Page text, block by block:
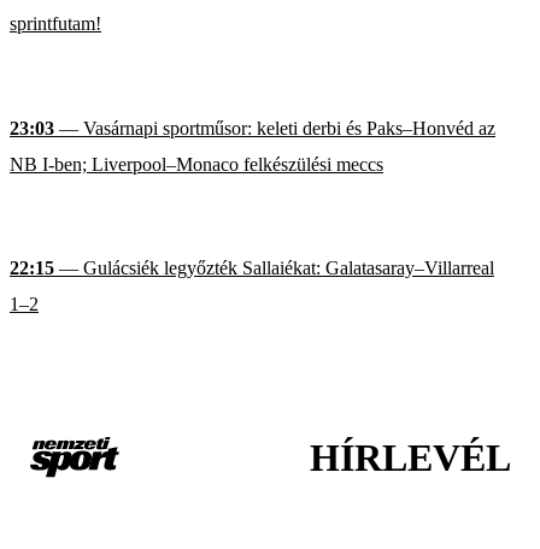
sprintfutam!
23:03 — Vasárnapi sportműsor: keleti derbi és Paks–Honvéd az
NB I-ben; Liverpool–Monaco felkészülési meccs
22:15 — Gulácsiék legyőzték Sallaiékat: Galatasaray–Villarreal
1–2
HÍRLEVÉL